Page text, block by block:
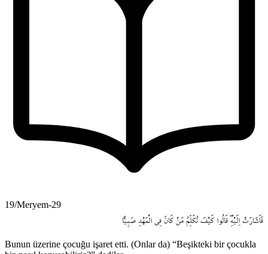
19/Meryem-29
فَاَشَارَتْ اِلَيْهِ۠ قَالُوا كَيْفَ نُكَلِّمُ مَنْ كَانَ فِي الْمَهْدِ صَبِياًّ
Bunun üzerine çocuğu işaret etti. (Onlar da) “Beşikteki bir çocukla